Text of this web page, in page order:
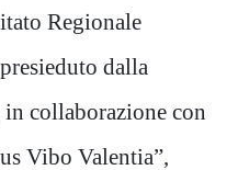
Regionale
dalla
in collaborazione con
Vibo Valentia”,